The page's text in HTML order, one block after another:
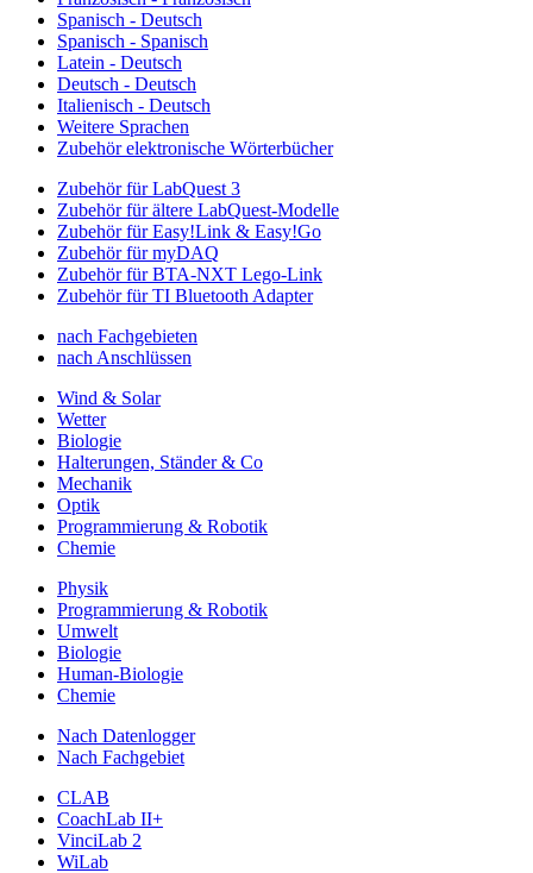
Spanisch - Deutsch
Spanisch - Spanisch
Latein - Deutsch
Deutsch - Deutsch
Italienisch - Deutsch
Weitere Sprachen
Zubehör elektronische Wörterbücher
Zubehör für LabQuest 3
Zubehör für ältere LabQuest-Modelle
Zubehör für Easy!Link & Easy!Go
Zubehör für myDAQ
Zubehör für BTA-NXT Lego-Link
Zubehör für TI Bluetooth Adapter
nach Fachgebieten
nach Anschlüssen
Wind & Solar
Wetter
Biologie
Halterungen, Ständer & Co
Mechanik
Optik
Programmierung & Robotik
Chemie
Physik
Programmierung & Robotik
Umwelt
Biologie
Human-Biologie
Chemie
Nach Datenlogger
Nach Fachgebiet
CLAB
CoachLab II+
VinciLab 2
WiLab